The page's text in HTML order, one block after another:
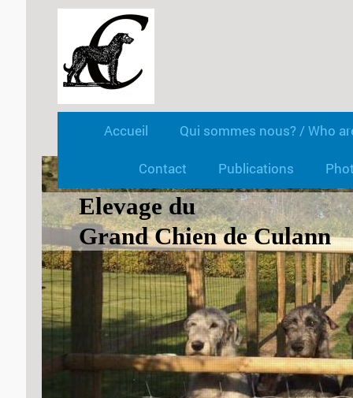
Accueil Qui sommes nous? / Who
Contact Publications
Elevage du
Grand Chien de Culann